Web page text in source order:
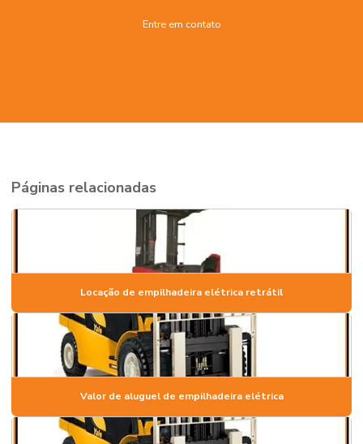
Entre em contato
Páginas relacionadas
Locação de empilhadeira elétrica retrátil
Valor de aluguel de empilhadeira elétrica